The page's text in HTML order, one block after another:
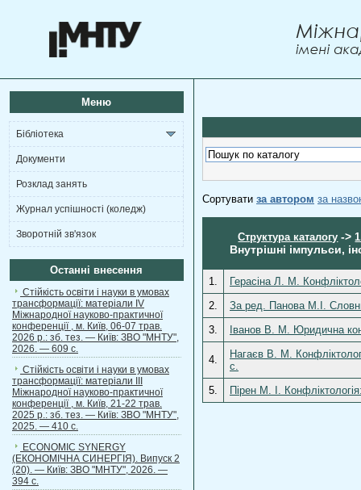
Меню
Бібліотека
Документи
Розклад занять
Журнал успішності (коледж)
Зворотній зв'язок
Останні внесення
Стійкість освіти і науки в умовах
трансформації: матеріали ІV
Міжнародної науково-практичної
конференції , м. Київ, 06-07 трав.
2026 р.: зб. тез. — Київ: ЗВО "МНТУ",
2026. — 609 с.
Стійкість освіти і науки в умовах
трансформації: матеріали ІІІ
Міжнародної науково-практичної
конференції , м. Київ, 21-22 трав.
2025 р.: зб. тез. — Київ: ЗВО "МНТУ",
2025. — 410 с.
ECONOMIC SYNERGY
(ЕКОНОМІЧНА СИНЕРГІЯ). Випуск 2
(20). — Київ: ЗВО "МНТУ", 2026. —
394 с.
Сортувати за автором за
Структура каталогу ->
Внутрішні імпульси,
1.
Герасіна Л. М.
2.
За ред. Панова М.І.
3.
Іванов В. М. Юридична
4.
Нагаєв В. М.
с.
5.
Пірен М. І.